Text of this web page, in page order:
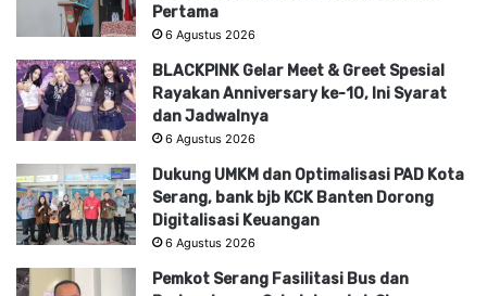
Pertama
6 Agustus 2026
BLACKPINK Gelar Meet & Greet Spesial
Rayakan Anniversary ke-10, Ini Syarat
dan Jadwalnya
6 Agustus 2026
Dukung UMKM dan Optimalisasi PAD Kota
Serang, bank bjb KCK Banten Dorong
Digitalisasi Keuangan
6 Agustus 2026
Pemkot Serang Fasilitasi Bus dan